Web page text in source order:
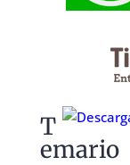
T
emario